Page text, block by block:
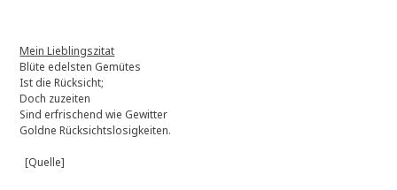
Mein Lieblingszitat
Blüte edelsten Gemütes
Ist die Rücksicht;
Doch zuzeiten
Sind erfrischend wie Gewitter
Goldne Rücksichtslosigkeiten.
[Quelle]